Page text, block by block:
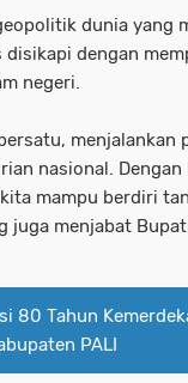
dunia yang
dengan
negeri.
menjalankan
nasional.
mampu berdiri
juga menjabat
80 Tahun
PALI